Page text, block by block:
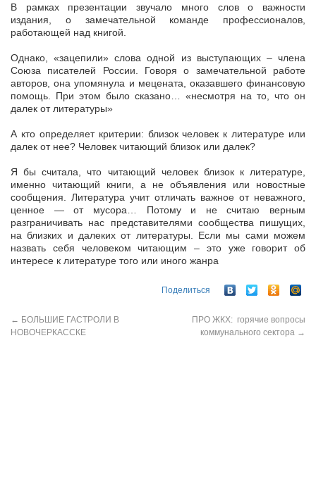
В рамках презентации звучало много слов о важности
издания, о замечательной команде профессионалов,
работающей над книгой.
Однако, «зацепили» слова одной из выступающих – члена
Союза писателей России. Говоря о замечательной работе
авторов, она упомянула и мецената, оказавшего финансовую
помощь. При этом было сказано… «несмотря на то, что он
далек от литературы»
А кто определяет критерии: близок человек к литературе или
далек от нее? Человек читающий близок или далек?
Я бы считала, что читающий человек близок к литературе,
именно читающий книги, а не объявления или новостные
сообщения. Литература учит отличать важное от неважного,
ценное — от мусора… Потому и не считаю верным
разграничивать нас представителями сообщества пишущих,
на близких и далеких от литературы. Если мы сами можем
назвать себя человеком читающим – это уже говорит об
интересе к литературе того или иного жанра
Поделиться
← БОЛЬШИЕ ГАСТРОЛИ В
НОВОЧЕРКАССКЕ
ПРО ЖКХ: горячие вопросы
коммунального сектора →